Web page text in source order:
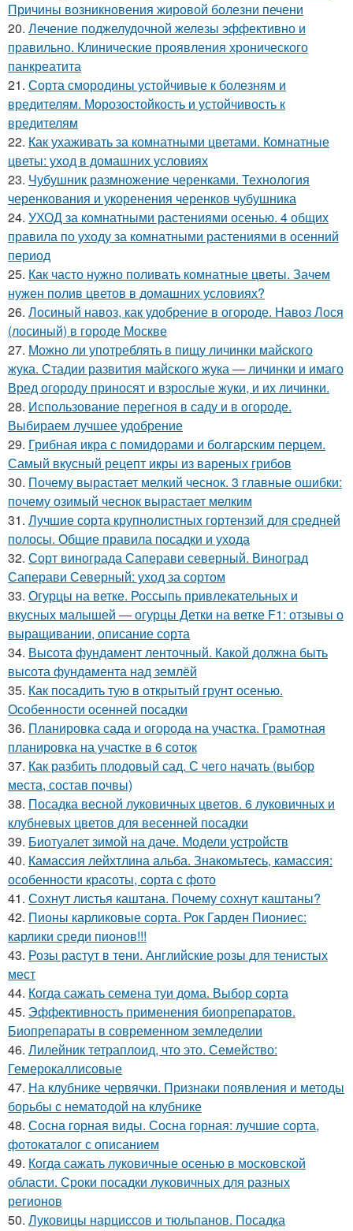
Причины возникновения жировой болезни печени
20. Лечение поджелудочной железы эффективно и
правильно. Клинические проявления хронического
панкреатита
21. Сорта смородины устойчивые к болезням и
вредителям. Морозостойкость и устойчивость к
вредителям
22. Как ухаживать за комнатными цветами. Комнатные
цветы: уход в домашних условиях
23. Чубушник размножение черенками. Технология
черенкования и укоренения черенков чубушника
24. УХОД за комнатными растениями осенью. 4 общих
правила по уходу за комнатными растениями в осенний
период
25. Как часто нужно поливать комнатные цветы. Зачем
нужен полив цветов в домашних условиях?
26. Лосиный навоз, как удобрение в огороде. Навоз Лося
(лосиный) в городе Москве
27. Можно ли употреблять в пищу личинки майского
жука. Стадии развития майского жука — личинки и имаго
Вред огороду приносят и взрослые жуки, и их личинки.
28. Использование перегноя в саду и в огороде.
Выбираем лучшее удобрение
29. Грибная икра с помидорами и болгарским перцем.
Самый вкусный рецепт икры из вареных грибов
30. Почему вырастает мелкий чеснок. 3 главные ошибки:
почему озимый чеснок вырастает мелким
31. Лучшие сорта крупнолистных гортензий для средней
полосы. Общие правила посадки и ухода
32. Сорт винограда Саперави северный. Виноград
Саперави Северный: уход за сортом
33. Огурцы на ветке. Россыпь привлекательных и
вкусных малышей — огурцы Детки на ветке F1: отзывы о
выращивании, описание сорта
34. Высота фундамент ленточный. Какой должна быть
высота фундамента над землёй
35. Как посадить тую в открытый грунт осенью.
Особенности осенней посадки
36. Планировка сада и огорода на участка. Грамотная
планировка на участке в 6 соток
37. Как разбить плодовый сад. С чего начать (выбор
места, состав почвы)
38. Посадка весной луковичных цветов. 6 луковичных и
клубневых цветов для весенней посадки
39. Биотуалет зимой на даче. Модели устройств
40. Камассия лейхтлина альба. Знакомьтесь, камассия:
особенности красоты, сорта с фото
41. Сохнут листья каштана. Почему сохнут каштаны?
42. Пионы карликовые сорта. Рок Гарден Пиониес:
карлики среди пионов!!!
43. Розы растут в тени. Английские розы для тенистых
мест
44. Когда сажать семена туи дома. Выбор сорта
45. Эффективность применения биопрепаратов.
Биопрепараты в современном земледелии
46. Лилейник тетраплоид, что это. Семейство:
Гемерокаллисовые
47. На клубнике червячки. Признаки появления и методы
борьбы с нематодой на клубнике
48. Сосна горная виды. Сосна горная: лучшие сорта,
фотокаталог с описанием
49. Когда сажать луковичные осенью в московской
области. Сроки посадки луковичных для разных
регионов
50. Луковицы нарциссов и тюльпанов. Посадка